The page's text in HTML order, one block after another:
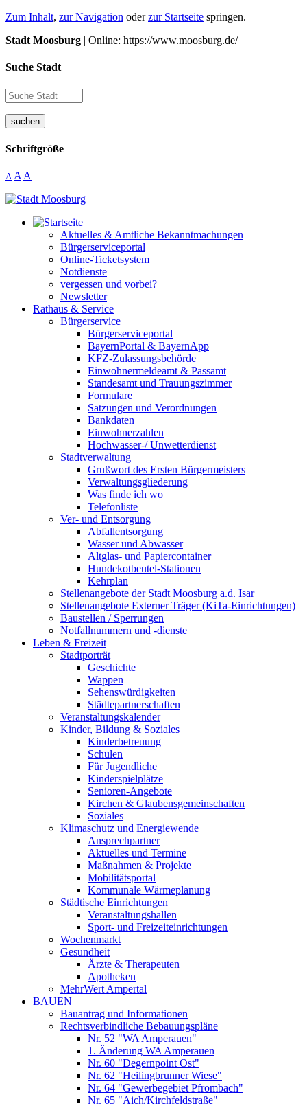
Zum Inhalt, zur Navigation oderzur Startseite springen.
Stadt Moosburg | Online: https://www.moosburg.de/
Suche Stadt
suchen
Schriftgröße
A A A
Aktuelles & Amtliche Bekanntmachungen
Bürgerserviceportal
Online-Ticketsystem
Notdienste
vergessen und vorbei?
Newsletter
Rathaus & Service
Bürgerservice
Bürgerserviceportal
BayernPortal & BayernApp
KFZ-Zulassungsbehörde
Einwohnermeldeamt & Passamt
Standesamt und Trauungszimmer
Formulare
Satzungen und Verordnungen
Bankdaten
Einwohnerzahlen
Hochwasser-/ Unwetterdienst
Stadtverwaltung
Grußwort des Ersten Bürgermeisters
Verwaltungsgliederung
Was finde ich wo
Telefonliste
Ver- und Entsorgung
Abfallentsorgung
Wasser und Abwasser
Altglas- und Papiercontainer
Hundekotbeutel-Stationen
Kehrplan
Stellenangebote der Stadt Moosburg a.d. Isar
Stellenangebote Externer Träger (KiTa-Einrichtungen)
Baustellen / Sperrungen
Notfallnummern und -dienste
Leben & Freizeit
Stadtporträt
Geschichte
Wappen
Sehenswürdigkeiten
Städtepartnerschaften
Veranstaltungskalender
Kinder, Bildung & Soziales
Kinderbetreuung
Schulen
Für Jugendliche
Kinderspielplätze
Senioren-Angebote
Kirchen & Glaubensgemeinschaften
Soziales
Klimaschutz und Energiewende
Ansprechpartner
Aktuelles und Termine
Maßnahmen & Projekte
Mobilitätsportal
Kommunale Wärmeplanung
Städtische Einrichtungen
Veranstaltungshallen
Sport- und Freizeiteinrichtungen
Wochenmarkt
Gesundheit
Ärzte & Therapeuten
Apotheken
MehrWert Ampertal
BAUEN
Bauantrag und Informationen
Rechtsverbindliche Bebauungspläne
Nr. 52 "WA Amperauen"
1. Änderung WA Amperauen
Nr. 60 "Degernpoint Ost"
Nr. 62 "Heilingbrunner Wiese"
Nr. 64 "Gewerbegebiet Pfrombach"
Nr. 65 "Aich/Kirchfeldstraße"